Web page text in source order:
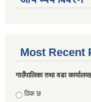
Most Recent
गाउँपालिका तथा वडा
Choices
ठिक छ